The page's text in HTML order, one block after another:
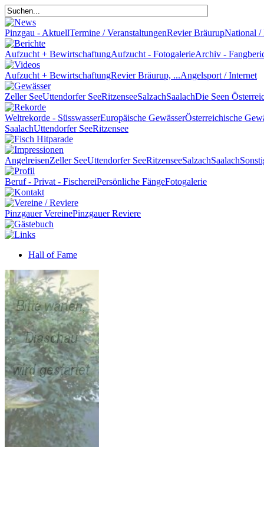
Pinzgau - AktuellTermine / VeranstaltungenRevier BräurupNational /
Aufzucht + BewirtschaftungAufzucht - FotogalerieArchiv -
Aufzucht + BewirtschaftungRevier Bräurup, ...Angelsport / Internet
Zeller SeeUttendorfer SeeRitzenseeSalzachSaalachDie Seen
Weltrekorde - SüsswasserEuropäische GewässerÖsterreichische
SaalachUttendorfer SeeRitzensee
AngelreisenZeller SeeUttendorfer SeeRitzenseeSalzachSaalach
Beruf - Privat - FischereiPersönliche FängeFotogalerie
Pinzgauer VereinePinzgauer Reviere
Hall of Fame